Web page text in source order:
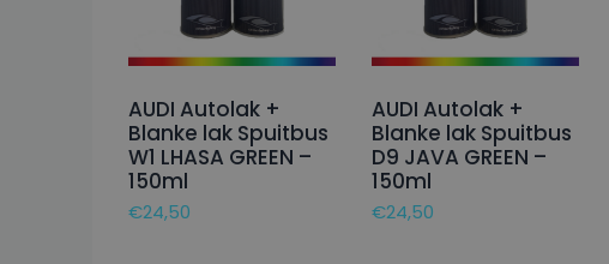
AUDI Autolak +
Blanke lak Spuitbus
W1 LHASA GREEN –
150ml
€24,50
AUDI Autolak +
Blanke lak Spuitbus
D9 JAVA GREEN –
150ml
€24,50